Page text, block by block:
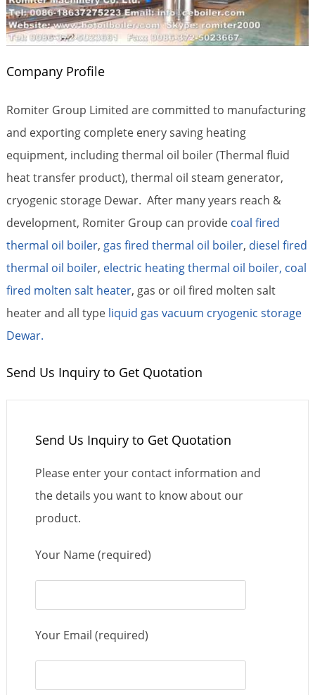
Company Profile
Romiter Group Limited are committed to manufacturing
and exporting complete enery saving heating
equipment, including thermal oil boiler (Thermal fluid
heat transfer product), thermal oil steam generator,
cryogenic storage Dewar. After many years reach &
development, Romiter Group can provide coal fired
thermal oil boiler, gas fired thermal oil boiler, diesel fired
thermal oil boiler, electric heating thermal oil boiler, coal
fired molten salt heater, gas or oil fired molten salt
heater and all type liquid gas vacuum cryogenic storage
Dewar.
Send Us Inquiry to Get Quotation
Send Us Inquiry to Get Quotation
Please enter your contact information and
the details you want to know about our
product.
Your Name (required)
Your Email (required)